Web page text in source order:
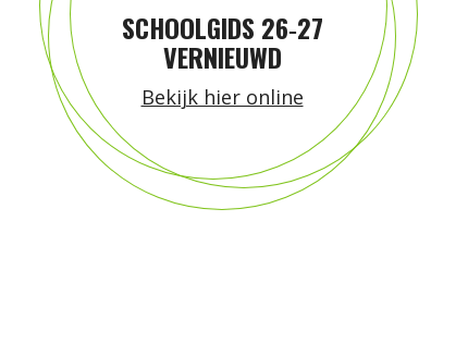
SCHOOLGIDS 26‑27
VERNIEUWD
Bekijk hier online